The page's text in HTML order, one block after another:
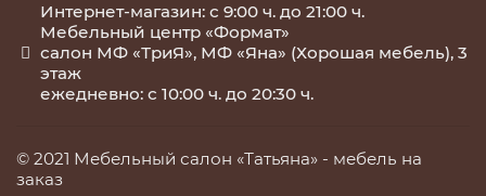
Интернет-магазин: с 9:00 ч. до 21:00 ч.
Мебельный центр «Формат»
салон МФ «ТриЯ», МФ «Яна» (Хорошая мебель), 3
этаж
ежедневно: с 10:00 ч. до 20:30 ч.
© 2021 Мебельный салон «Татьяна» - мебель на
заказ